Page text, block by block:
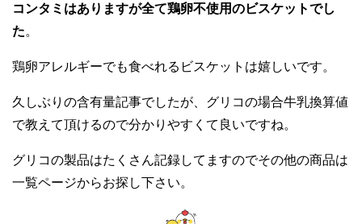
コンタミはありますが全て鶏卵不使用のビスケットでし
た。
鶏卵アレルギーでも食べれるビスケットは嬉しいです。
久しぶりの含有量記事でしたが、グリコの場合牛乳換算値
で教えて頂けるので分かりやすくて良いですね。
グリコの製品はたくさん記録してますのでその他の商品は
一覧ページからお探し下さい。